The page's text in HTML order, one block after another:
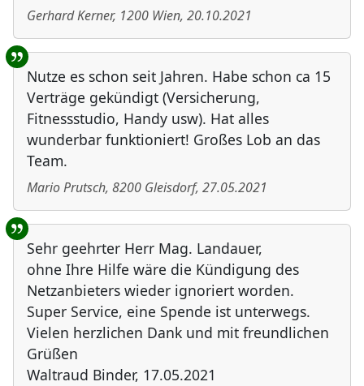
Gerhard Kerner, 1200 Wien, 20.10.2021
Nutze es schon seit Jahren. Habe schon ca 15
Verträge gekündigt (Versicherung,
Fitnessstudio, Handy usw). Hat alles
wunderbar funktioniert! Großes Lob an das
Team.
Mario Prutsch, 8200 Gleisdorf, 27.05.2021
Sehr geehrter Herr Mag. Landauer,
ohne Ihre Hilfe wäre die Kündigung des
Netzanbieters wieder ignoriert worden.
Super Service, eine Spende ist unterwegs.
Vielen herzlichen Dank und mit freundlichen
Grüßen
Waltraud Binder, 17.05.2021